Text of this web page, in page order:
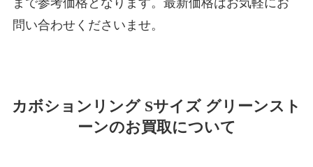
まで参考価格となります。最新価格はお気軽にお
問い合わせくださいませ。
カボションリング Sサイズ グリーンスト
ーンのお買取について